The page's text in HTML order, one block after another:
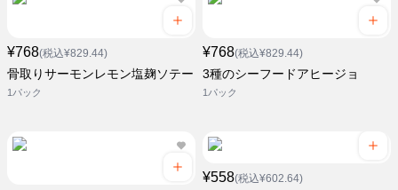
¥768(税込¥829.44)
骨取りサーモンレモン塩麹ソテー
1パック
¥768(税込¥829.44)
3種のシーフードアヒージョ
1パック
¥558(税込¥602.64)